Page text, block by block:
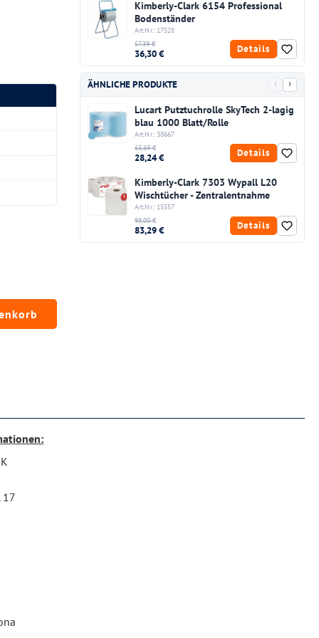
Wert ein oder benutze die
Kimberly-Clark 6154 Professional
Bodenständer
Art.Nr.: 17528
57,39 €
36,30 € Details
ÄHNLICHE PRODUKTE ‹ ›
Lucart Putztuchrolle SkyTech 2-lagig
blau 1000 Blatt/Rolle
Art.Nr.: 38667
63,69 €
28,24 € Details
Kimberly-Clark 7303 Wypall L20
Wischtücher - Zentralentnahme
Art.Nr.: 15557
98,00 €
83,29 € Details
17